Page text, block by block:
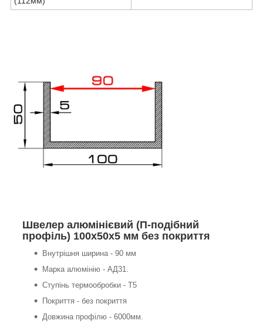
Швелер алюмінієвий (П-подібний
профіль) 100х50х5 мм без покриття
Внутрішня ширина - 90 мм
Марка алюмінію - АД31.
Ступінь термообробки - Т5
Покриття - без покриття
Довжина профілю - 6000мм.